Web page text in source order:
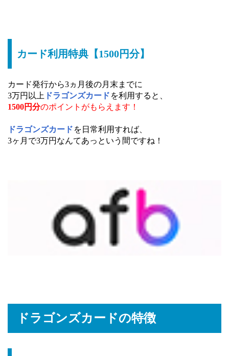
カード利用特典【1500円分】
カード発行から3ヵ月後の月末までに
3万円以上 ドラゴンズカード を利用すると、
1500円分のポイントがもらえます！
ドラゴンズカード を日常利用すれば、
3ヶ月で3万円なんてあっという間ですね！
ドラゴンズカードの特徴